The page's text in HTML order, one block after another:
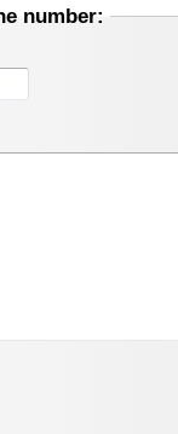
number: